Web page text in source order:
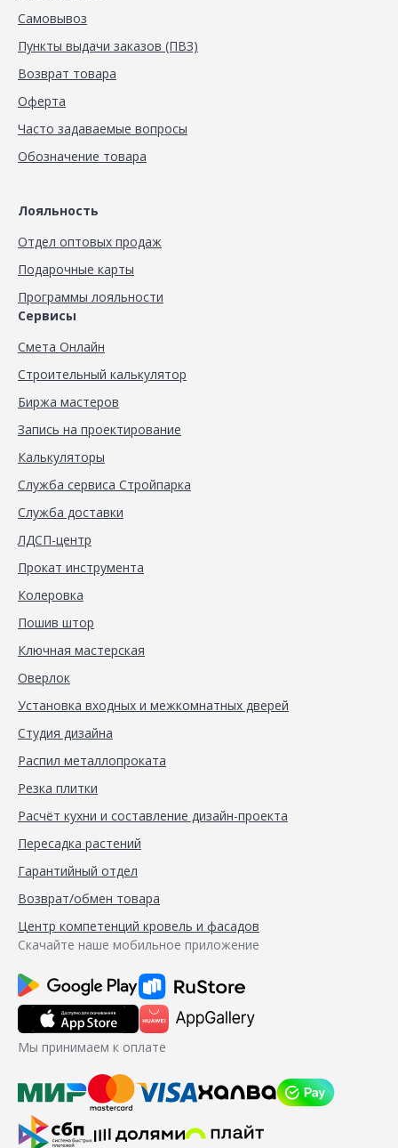
Самовывоз
Пункты выдачи заказов (ПВЗ)
Возврат товара
Оферта
Часто задаваемые вопросы
Обозначение товара
Лояльность
Отдел оптовых продаж
Подарочные карты
Программы лояльности
Сервисы
Смета Онлайн
Строительный калькулятор
Биржа мастеров
Запись на проектирование
Калькуляторы
Служба сервиса Стройпарка
Служба доставки
ЛДСП-центр
Прокат инструмента
Колеровка
Пошив штор
Ключная мастерская
Оверлок
Установка входных и межкомнатных дверей
Студия дизайна
Распил металлопроката
Резка плитки
Расчёт кухни и составление дизайн-проекта
Пересадка растений
Гарантийный отдел
Возврат/обмен товара
Центр компетенций кровель и фасадов
Скачайте наше мобильное приложение
Мы принимаем к оплате